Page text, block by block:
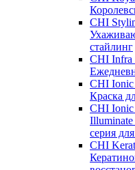
CHI
стайлинг
CHI Infra
CHI
Краска
CHI
серия
CHI